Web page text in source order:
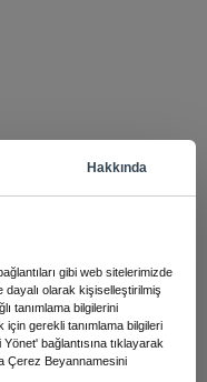
Hakkında
gibi web sitelerimizde
olarak kişiselleştirilmiş
tanımlama bilgilerini
gerekli tanımlama bilgileri
Yönet' bağlantısına tıklayarak
Çerez Beyannamesini